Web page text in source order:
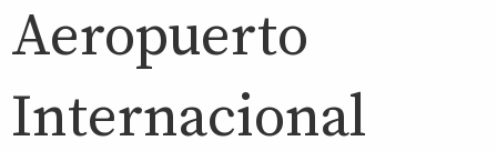
Aeropuerto
Internacional